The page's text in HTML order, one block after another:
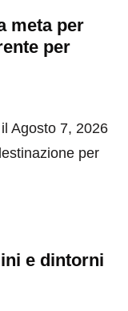
meta per
per
Agosto 7, 2026
per
e dintorni